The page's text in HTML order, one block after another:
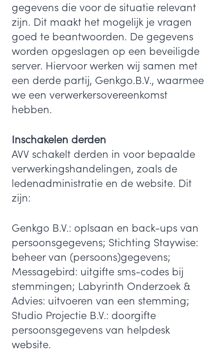
gegevens die voor de situatie relevant
zijn. Dit maakt het mogelijk je vragen
goed te beantwoorden. De gegevens
worden opgeslagen op een beveiligde
server. Hiervoor werken wij samen met
een derde partij, Genkgo.B.V., waarmee
we een verwerkersovereenkomst
hebben.
Inschakelen derden
AVV schakelt derden in voor bepaalde
verwerkingshandelingen, zoals de
ledenadministratie en de website. Dit
zijn:
Genkgo B.V.: oplsaan en back-ups van
persoonsgegevens; Stichting Staywise:
beheer van (persoons)gegevens;
Messagebird: uitgifte sms-codes bij
stemmingen; Labyrinth Onderzoek &
Advies: uitvoeren van een stemming;
Studio Projectie B.V.: doorgifte
persoonsgegevens van helpdesk
website.